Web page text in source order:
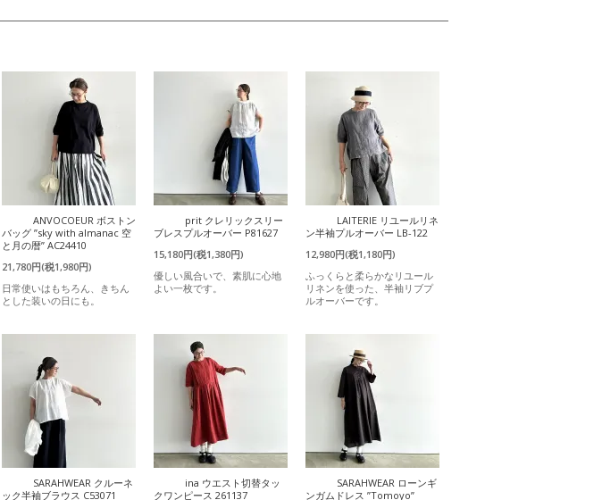
ANVOCOEUR ボストン
バッグ ”sky with almanac 空
と月の暦” AC24410
21,780円(税1,980円)
日常使いはもちろん、きちん
とした装いの日にも。
prit クレリックスリー
ブレスプルオーバー P81627
15,180円(税1,380円)
優しい風合いで、素肌に心地
よい一枚です。
LAITERIE リユールリネ
ン半袖プルオーバー LB-122
12,980円(税1,180円)
ふっくらと柔らかなリユール
リネンを使った、半袖リブプ
ルオーバーです。
SARAHWEAR クルーネ
ック半袖ブラウス C53071
ina ウエスト切替タッ
クワンピース 261137
SARAHWEAR ローンギ
ンガムドレス ”Tomoyo”